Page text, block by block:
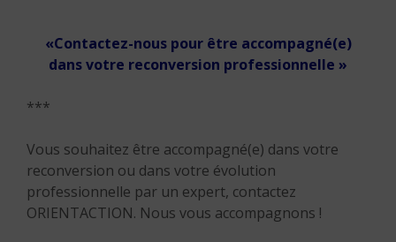
«Contactez-nous pour être accompagné(e)
dans votre reconversion professionnelle »
***
Vous souhaitez être accompagné(e) dans votre
reconversion ou dans votre évolution
professionnelle par un expert, contactez
ORIENTACTION. Nous vous accompagnons !